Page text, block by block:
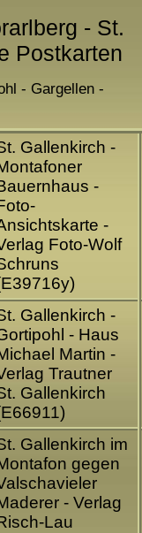
- St.
Postkarten
- Gargellen -
Gallenkirch -
-
-
Foto-Wolf
Gallenkirch -
- Haus
Martin -
Trautner
Gallenkirch
Gallenkirch im
gegen
- Verlag
Lau